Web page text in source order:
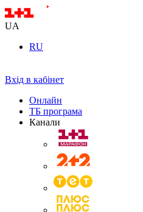
UA
RU
Вхід в кабінет
Онлайн
ТБ програма
Канали